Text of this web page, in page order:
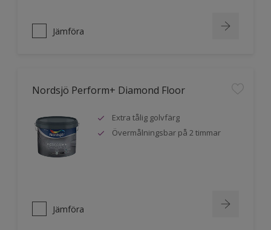
Jämföra
Nordsjö Perform+ Diamond Floor
Extra tålig golvfärg
Övermålningsbar på 2 timmar
Jämföra